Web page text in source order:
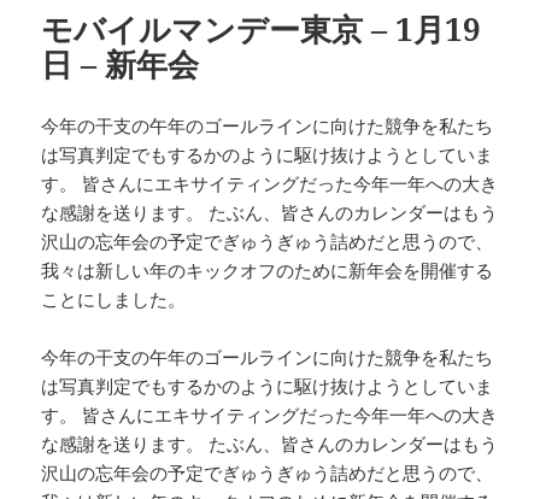
モバイルマンデー東京 – 1月19
日 – 新年会
今年の干支の午年のゴールラインに向けた競争を私たち
は写真判定でもするかのように駆け抜けようとしていま
す。 皆さんにエキサイティングだった今年一年への大き
な感謝を送ります。 たぶん、皆さんのカレンダーはもう
沢山の忘年会の予定でぎゅうぎゅう詰めだと思うので、
我々は新しい年のキックオフのために新年会を開催する
ことにしました。
今年の干支の午年のゴールラインに向けた競争を私たち
は写真判定でもするかのように駆け抜けようとしていま
す。 皆さんにエキサイティングだった今年一年への大き
な感謝を送ります。 たぶん、皆さんのカレンダーはもう
沢山の忘年会の予定でぎゅうぎゅう詰めだと思うので、